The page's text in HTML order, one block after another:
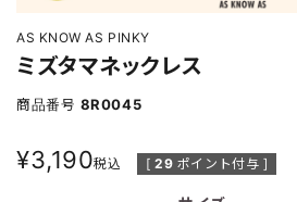
AS KNOW AS PINKY
ミズタマネックレス
商品番号 8R0045
¥3,190税込 [ 29 ポイント付与 ]